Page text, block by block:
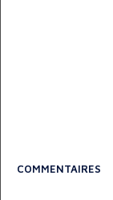
COMMENTAIRES